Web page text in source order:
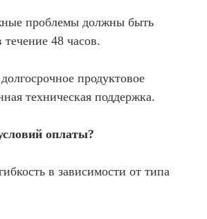
проблемы должны быть
48 часов.
продуктовое
техническая поддержка.
оплаты?
в зависимости от типа